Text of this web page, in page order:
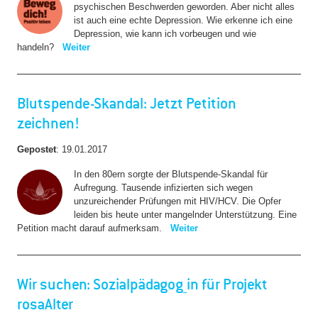
psychischen Beschwerden geworden. Aber nicht alles
ist auch eine echte Depression. Wie erkenne ich eine
Depression, wie kann ich vorbeugen und wie
handeln?
Weiter
Blutspende-Skandal: Jetzt Petition
zeichnen!
Gepostet: 19.01.2017
In den 80ern sorgte der Blutspende-Skandal für
Aufregung. Tausende infizierten sich wegen
unzureichender Prüfungen mit HIV/HCV. Die Opfer
leiden bis heute unter mangelnder Unterstützung. Eine
Petition macht darauf aufmerksam.
Weiter
Wir suchen: Sozialpädagog_in für Projekt
rosaAlter